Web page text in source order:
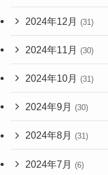
2024年12月 (31)
2024年11月 (30)
2024年10月 (31)
2024年9月 (30)
2024年8月 (31)
2024年7月 (6)